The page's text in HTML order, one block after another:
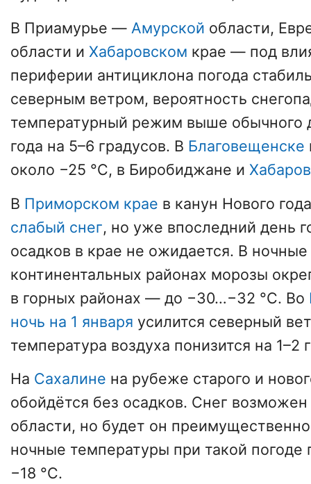
В Приамурье — Амурской области,
области и Хабаровском крае — под
периферии антициклона погода
северным ветром, вероятность
температурный режим выше обычного
года на 5–6 градусов. В Благовещенске
около −25 °С, в Биробиджане и
В Приморском крае в канун Нового
слабый снег, но уже впоследний день
осадков в крае не ожидается. В
континентальных районах морозы
в горных районах — до −30…−32 °С. Во
ночь на 1 января усилится северный
температура воздуха понизится на 1–2
На Сахалине на рубеже старого и
обойдётся без осадков. Снег
области, но будет он
ночные температуры при такой погоде
−18 °С.